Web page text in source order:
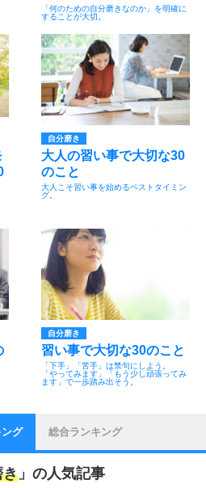
「何のための自分磨きなのか」を明確に
することが大切。
自分磨き
大人の習い事で大切な30
のこと
大人こそ習い事を始めるベストタイミン
グ。
自分磨き
習い事で大切な30のこと
「下手」「苦手」は禁句にしよう。
「やってみます」「もう少し頑張ってみ
ます」で一歩踏み出そう。
グ 総合ランキング
き 」の人気記事